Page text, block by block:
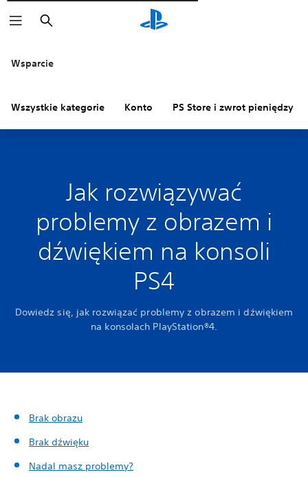
Wyszukaj
Wsparcie
Wszystkie kategorie Konto PS Store i zwrot pieniędzy
Jak rozwiązywać
problemy z obrazem i
dźwiękiem na konsoli
PS4
Dowiedz się, jak rozwiązać problemy z obrazem i dźwiękiem
na konsolach PlayStation®4.
Brak obrazu
Brak dźwięku
Nadal masz problemy?